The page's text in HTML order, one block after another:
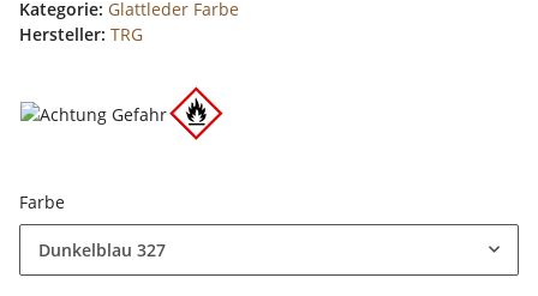
Kategorie: Glattleder Farbe
Hersteller: TRG
Farbe
Dunkelblau 327